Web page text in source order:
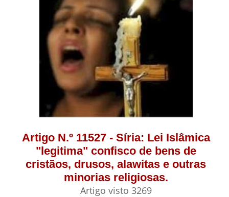
Artigo N.º 11527 - Síria: Lei Islâmica
"legitima" confisco de bens de
cristãos, drusos, alawitas e outras
minorias religiosas.
Artigo visto 3269